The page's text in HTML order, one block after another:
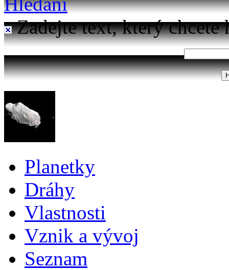
Zadejte text, který chcete
Planetky
Dráhy
Vlastnosti
Vznik a vývoj
Seznam